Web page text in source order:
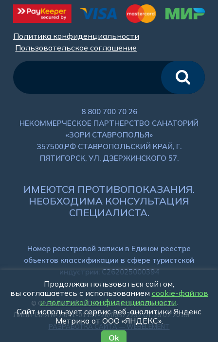
Политика конфиденциальности
Пользовательское соглашение
8 800 700 70 26
НЕКОММЕРЧЕСКОЕ ПАРТНЕРСТВО САНАТОРИЙ
«ЗОРИ СТАВРОПОЛЬЯ»
357500,РФ СТАВРОПОЛЬСКИЙ КРАЙ, Г.
ПЯТИГОРСК, УЛ. ДЗЕРЖИНСКОГО 57.
ИМЕЮТСЯ ПРОТИВОПОКАЗАНИЯ.
НЕОБХОДИМА КОНСУЛЬТАЦИЯ
СПЕЦИАЛИСТА.
Номер реестровой записи в Едином реестре
объектов классификации в сфере туристской
индустрии: C262025000394
© САНАТОРИЙ «ЗОРИ СТАВРОПОЛЬЯ», 2026
ЛИЦЕНЗИЯ № Л041-01197-26/00572292 ОТ 25.02.2015Г.
РАЗРАБОТКА САЙТА — WEBELEMENT
Продолжая пользоваться сайтом,
вы соглашаетесь с использованием cookie-файлов
и политикой конфиденциальности.
Сайт использует сервис веб-аналитики Яндекс
Метрика от ООО «ЯНДЕКС».
Ok